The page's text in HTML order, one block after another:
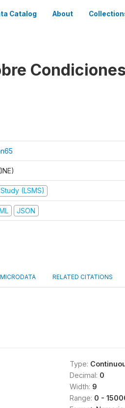
Catalog About
(LSMS)
JSON
RELATED CITATIONS
Type:
Decimal: 0
Width: 9
Range: 0 -